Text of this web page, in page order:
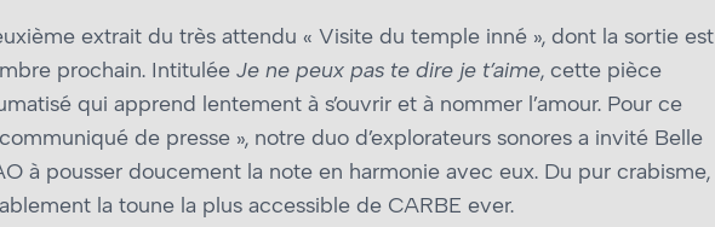
extrait du très attendu « Visite du temple inné », dont la sortie est
prochain. Intitulée Je ne peux pas te dire je t’aime, cette pièce
qui apprend lentement à s’ouvrir et à nommer l’amour. Pour ce
de presse », notre duo d’explorateurs sonores a invité Belle
à pousser doucement la note en harmonie avec eux. Du pur crabisme,
la toune la plus accessible de CARBE ever.